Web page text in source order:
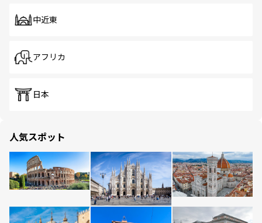
中近東
アフリカ
日本
人気スポット